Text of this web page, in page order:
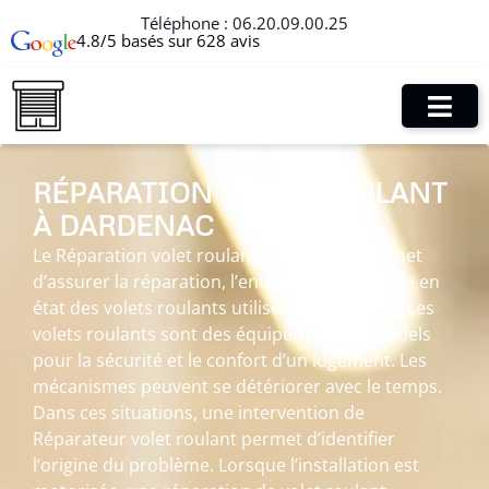
Téléphone : 06.20.09.00.25
4.8/5 basés sur 628 avis
RÉPARATION VOLET ROULANT
À DARDENAC
Le Réparation volet roulant à Dardenac permet
d’assurer la réparation, l’entretien et la remise en
état des volets roulants utilisés au quotidien. Les
volets roulants sont des équipements essentiels
pour la sécurité et le confort d’un logement. Les
mécanismes peuvent se détériorer avec le temps.
Dans ces situations, une intervention de
Réparateur volet roulant permet d’identifier
l’origine du problème. Lorsque l’installation est